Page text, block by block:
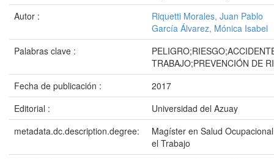
Autor :
Riquetti Morales, Juan Pablo
García Álvarez, Mónica Isabel
Palabras clave :
TRABAJO;PREVENCIÓN DE
Fecha de publicación :
2017
Editorial :
Universidad del Azuay
metadata.dc.description.degree:
Magíster en Salud
el Trabajo